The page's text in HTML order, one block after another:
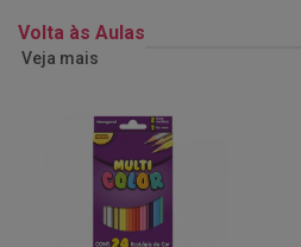
Volta às Aulas
Veja mais